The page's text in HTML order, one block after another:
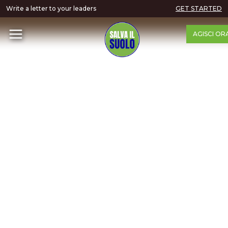
Write a letter to your leaders GET STARTED
AGISCI